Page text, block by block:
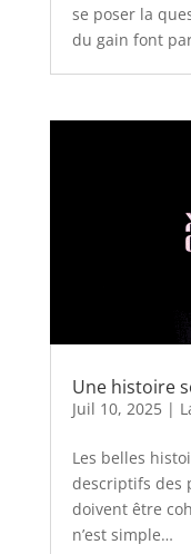
se poser la
du gain font
Une histoire
Juil 10, 2025|
Les belles
descriptifs des
doivent être
n’est simple…